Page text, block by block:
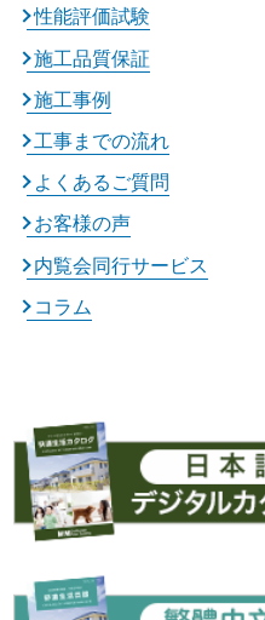
性能評価試験
施工品質保証
施工事例
工事までの流れ
よくあるご質問
お客様の声
内覧会同行サービス
コラム